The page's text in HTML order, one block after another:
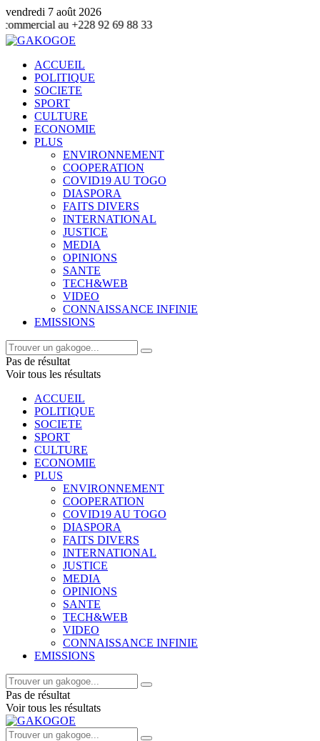
vendredi 7 août 2026
92 69 88 33
ACCUEIL
POLITIQUE
SOCIETE
SPORT
CULTURE
ECONOMIE
PLUS
ENVIRONNEMENT
COOPERATION
COVID19 AU TOGO
DIASPORA
FAITS DIVERS
INTERNATIONAL
JUSTICE
MEDIA
OPINIONS
SANTE
TECH&WEB
VIDEO
CONNAISSANCE INFINIE
EMISSIONS
Pas de résultat
Voir tous les résultats
ACCUEIL
POLITIQUE
SOCIETE
SPORT
CULTURE
ECONOMIE
PLUS
ENVIRONNEMENT
COOPERATION
COVID19 AU TOGO
DIASPORA
FAITS DIVERS
INTERNATIONAL
JUSTICE
MEDIA
OPINIONS
SANTE
TECH&WEB
VIDEO
CONNAISSANCE INFINIE
EMISSIONS
Pas de résultat
Voir tous les résultats